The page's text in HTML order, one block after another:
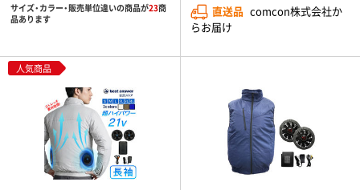
サイズ・カラー・販売単位違いの商品が23商
品あります
直送品 comcon株式会社か
らお届け
人気商品